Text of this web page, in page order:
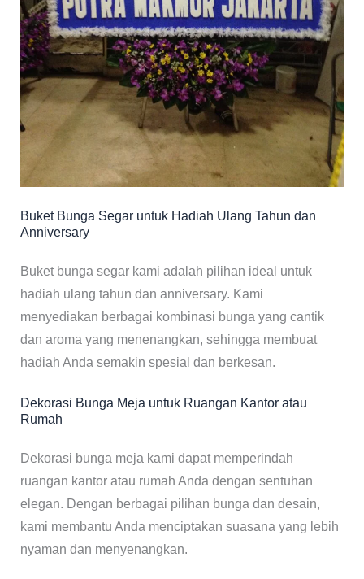
Buket Bunga Segar untuk Hadiah Ulang Tahun dan
Anniversary
Buket bunga segar kami adalah pilihan ideal untuk
hadiah ulang tahun dan anniversary. Kami
menyediakan berbagai kombinasi bunga yang cantik
dan aroma yang menenangkan, sehingga membuat
hadiah Anda semakin spesial dan berkesan.
Dekorasi Bunga Meja untuk Ruangan Kantor atau
Rumah
Dekorasi bunga meja kami dapat memperindah
ruangan kantor atau rumah Anda dengan sentuhan
elegan. Dengan berbagai pilihan bunga dan desain,
kami membantu Anda menciptakan suasana yang lebih
nyaman dan menyenangkan.